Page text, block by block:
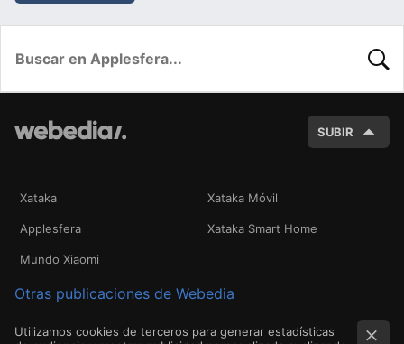
SUBIR
Xataka Xataka Móvil
Applesfera Xataka Smart Home
Mundo Xiaomi
Otras publicaciones de Webedia
Utilizamos cookies de terceros para generar estadísticas